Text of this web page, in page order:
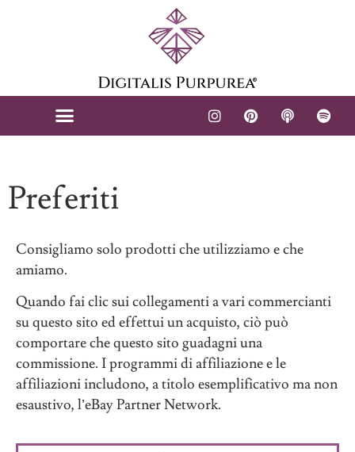
Preferiti
Consigliamo solo prodotti che utilizziamo e che
amiamo.
Quando fai clic sui collegamenti a vari commercianti
su questo sito ed effettui un acquisto, ciò può
comportare che questo sito guadagni una
commissione. I programmi di affiliazione e le
affiliazioni includono, a titolo esemplificativo ma non
esaustivo, l’eBay Partner Network.